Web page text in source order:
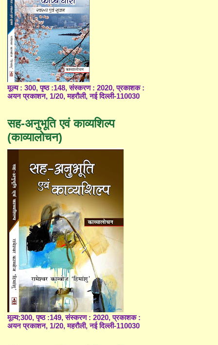
मूल्य : 300, पृष्ठ :148, संस्करण : 2020, प्रकाशक :
अयन प्रकाशन, 1/20, महरौली, नई दिल्ली-110030
सह-अनुभूति एवं काव्यशिल्प
(काव्यालोचन)
मूल्य;300, पृष्ठ :149, संस्करण : 2020, प्रकाशक :
अयन प्रकाशन, 1/20, महरौली, नई दिल्ली-110030